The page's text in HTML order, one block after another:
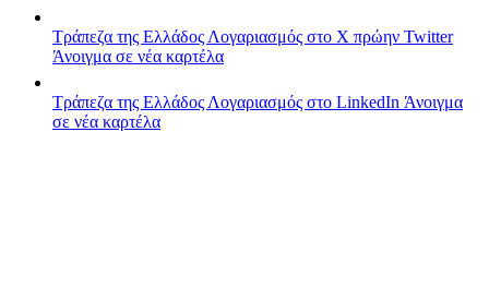
Τράπεζα της Ελλάδος Λογαριασμός στο X πρώην Twitter
Άνοιγμα σε νέα καρτέλα
Τράπεζα της Ελλάδος Λογαριασμός στο LinkedIn Άνοιγμα
σε νέα καρτέλα